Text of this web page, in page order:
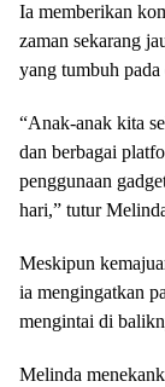
Ia memberikan
zaman sekarang
yang tumbuh
“Anak-anak kita
dan berbagai
penggunaan
hari,” tutur
Meskipun
ia mengingatkan
mengintai di
Melinda